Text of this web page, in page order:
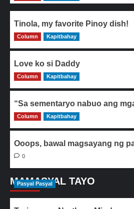
Tinola, my favorite Pinoy dish!
0
Column Kapitbahay
Love ko si Daddy
0
Column Kapitbahay
“Sa sementaryo nabuo ang
0
Column Kapitbahay
Ooops, bawal magsayang ng
0
MAMASYAL TAYO
Pasyal Pasyal